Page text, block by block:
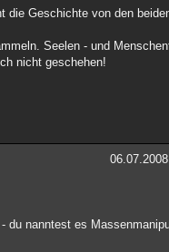
die Geschichte von den
Seelen - und
nicht geschehen!
du nanntest es